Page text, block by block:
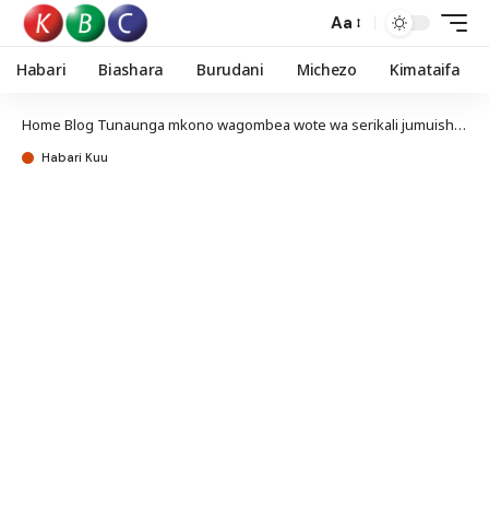
Aa
Habari Biashara Burudani Michezo Kimataifa
Home Blog Tunaunga mkono wagombea wote wa serikali jumuishi, asema Kindiki
Habari Kuu